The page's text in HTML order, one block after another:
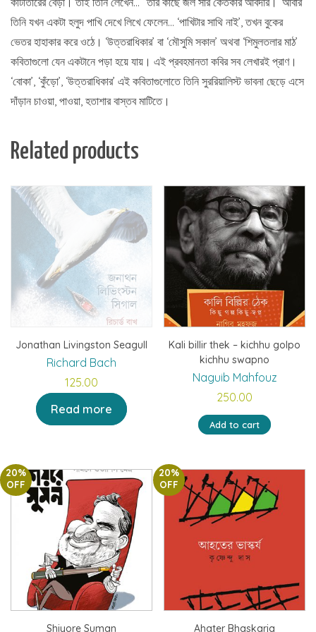
তিনি যখন একটা হলুদ পাখি দেখে লিখে ফেলেন… ‘পাখিটার সাথি নাই’, তখন বুকের
ভেতর হাহাকার করে ওঠে। ‘উত্তরাধিকার’ বা ‘মৌসুমি সকাল’ অথবা ‘শিমুলতলার মাঠ’
কবিতাগুলো যেন একটানে পড়া হয়ে যায়। এই প্রবহমানতা কবির সব লেখারই প্রাণ।
‘বোকা’, ‘কুঁড়ো’, ‘উত্তরাধিকার’ এই কবিতাগুলোতে তিনি সুররিয়ালিস্ট ভাবনা ছেড়ে এসে
দাঁড়ান চাওয়া, পাওয়া, হতাশার বাস্তব মাটিতে।
Related products
Jonathan Livingston Seagull
Richard Bach
125.00
Read more
Kali billir thek – kichhu golpo
kichhu swapno
Naguib Mahfouz
250.00
Add to cart
20%
OFF
Shiyore Suman
20%
OFF
Ahater Bhaskarja